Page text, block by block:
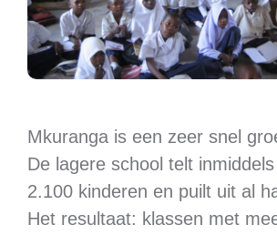
Mkuranga is een zeer snel
De lagere school telt
2.100 kinderen en puilt uit al
Het resultaat: klassen met